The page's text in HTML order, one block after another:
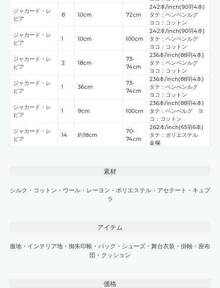
ジャカード・レ
ピア
8 10cm 72cm
242本/inch(90羽4本)
タテ：ベンベンルグ
ヨコ：コットン
ジャカード・レ
ピア
1 10cm 100cm
242本/inch(90羽4本)
タテ：ベンベンルグ
ヨコ：コットン
ジャカード・レ
ピア
2 18cm
73-
74cm
236本/inch(88羽4本)
タテ：ベンベンルグ
ヨコ：コットン
ジャカード・レ
ピア
1 36cm
73-
74cm
236本/inch(88羽4本)
タテ：ベンベンルグ
ヨコ：コットン
ジャカード・レ
ピア
1 9cm 100cm
236本/inch(88羽4本)
タテ：ベンベルグ ヨ
コ：コットン
ジャカード・レ
ピア
14 約18cm
70-
74cm
262本/inch(65羽6本)
タテ：ポリエステル
金襴
素材
シルク ・ コットン ・ ウール ・ レーヨン ・ ポリエステル ・ アセテート ・ キュプ
ラ
アイテム
服地 ・ インテリア地 ・ 御朱印帳 ・ バッグ・シューズ ・ 舞台衣装 ・ 掛軸 ・ 座布
団・クッション
価格